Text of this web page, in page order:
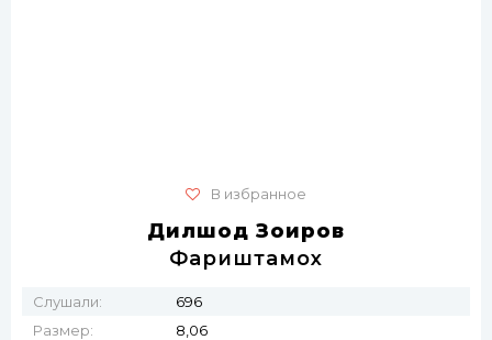
В избранное
Дилшод Зоиров
Фариштамох
Слушали:
696
Размер:
8,06